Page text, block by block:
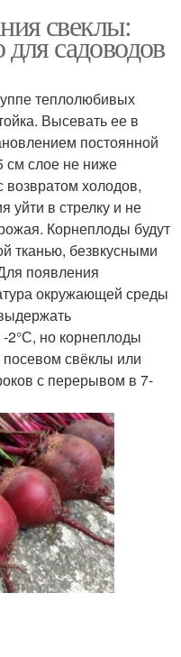
свеклы:
садоводов
теплолюбивых
Высевать ее в
постоянной
см слое не ниже
холодов,
уйти в стрелку и не
Корнеплоды будут
тканью, безвкусными
появления
окружающей среды
2°С, но корнеплоды
посевом свёклы или
с перерывом в 7-